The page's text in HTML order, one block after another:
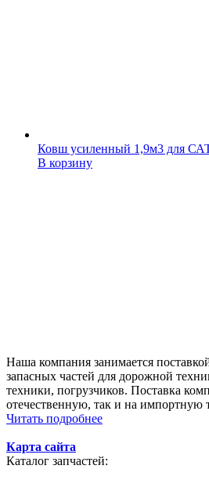
Ковш усиленный 1,9м3 для
В корзину
Наша компания занимается
запасных частей для дорожной
техники, погрузчиков. Поставка
отечественную, так и на импортную
Читать подробнее
Карта сайта
Каталог запчастей: